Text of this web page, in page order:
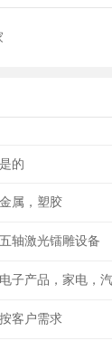
是的
金属，塑胶
五轴激光镭雕设备
电子产品，家电，
按客户需求